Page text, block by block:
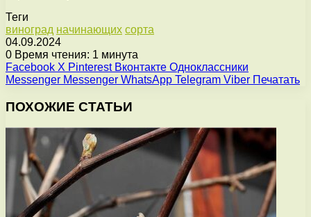
Теги
виноград начинающих сорта
04.09.2024
0 Время чтения: 1 минута
Facebook X Pinterest Вконтакте Одноклассники
Messenger Messenger WhatsApp Telegram Viber Печатать
ПОХОЖИЕ СТАТЬИ